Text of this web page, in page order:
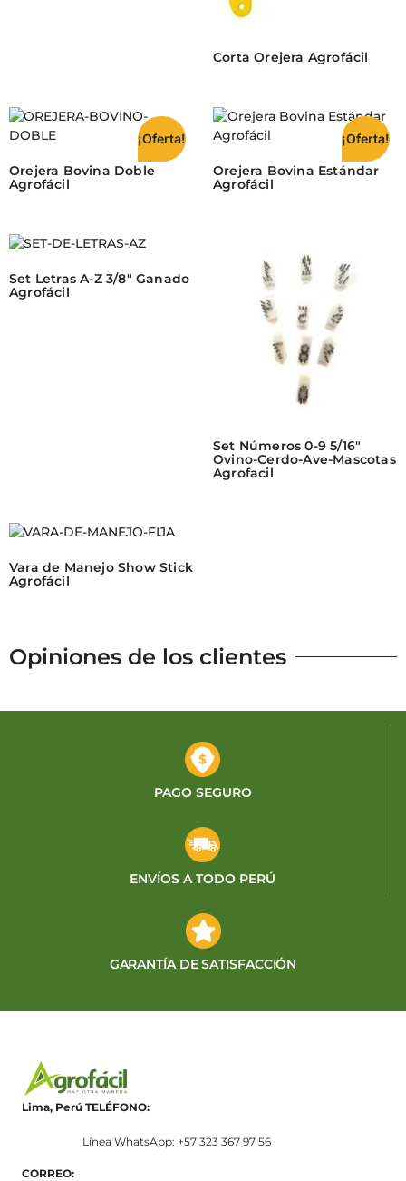
Corta Orejera Agrofácil
¡Oferta!
Orejera Bovina Doble
Agrofácil
¡Oferta!
Orejera Bovina Estándar
Agrofácil
Set Letras A-Z 3/8″ Ganado
Agrofácil
Set Números 0-9 5/16″
Ovino-Cerdo-Ave-Mascotas
Agrofacil
Vara de Manejo Show Stick
Agrofácil
Opiniones de los clientes
PAGO SEGURO
ENVÍOS A TODO PERÚ
GARANTÍA DE SATISFACCIÓN
Lima, Perú TELÉFONO:
Línea WhatsApp: +57 323 367 97 56
CORREO: